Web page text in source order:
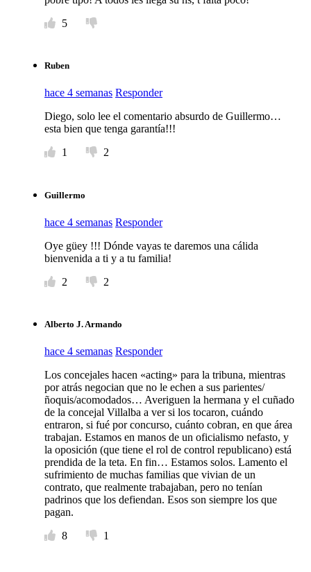
5
Ruben
hace 4 semanas Responder
Diego, solo lee el comentario absurdo de Guillermo…
esta bien que tenga garantía!!!
1
2
Guillermo
hace 4 semanas Responder
Oye güey !!! Dónde vayas te daremos una cálida
bienvenida a ti y a tu familia!
2
2
Alberto J. Armando
hace 4 semanas Responder
Los concejales hacen «acting» para la tribuna, mientras
por atrás negocian que no le echen a sus parientes/
ñoquis/acomodados… Averiguen la hermana y el cuñado
de la concejal Villalba a ver si los tocaron, cuándo
entraron, si fué por concurso, cuánto cobran, en que área
trabajan. Estamos en manos de un oficialismo nefasto, y
la oposición (que tiene el rol de control republicano) está
prendida de la teta. En fin… Estamos solos. Lamento el
sufrimiento de muchas familias que vivian de un
contrato, que realmente trabajaban, pero no tenían
padrinos que los defiendan. Esos son siempre los que
pagan.
8
1